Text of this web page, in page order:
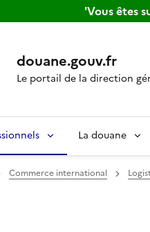
'Vous êtes
douane.gouv.fr
Le portail de la direction
La douane
Commerce international